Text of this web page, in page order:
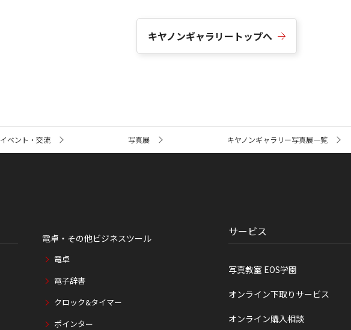
キヤノンギャラリートップへ
イベント・交流 写真展 キヤノンギャラリー写真展一覧
電卓・その他ビジネスツール
電卓
電子辞書
クロック&タイマー
ポインター
サービス
写真教室 EOS学園
オンライン下取りサービス
オンライン購入相談